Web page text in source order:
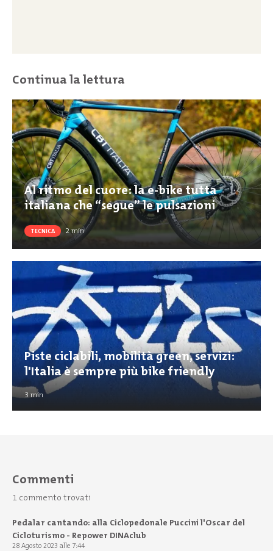
Continua la lettura
Al ritmo del cuore: la e-bike tutta
italiana che “segue” le pulsazioni
TECNICA 2min
Piste ciclabili, mobilità green, servizi:
l'Italia è sempre più bike friendly
3 min
Commenti
1 commento trovati
Pedalar cantando: alla Ciclopedonale Puccini l'Oscar del
Cicloturismo - Repower DINAclub
28 Agosto 2023 alle 7:44